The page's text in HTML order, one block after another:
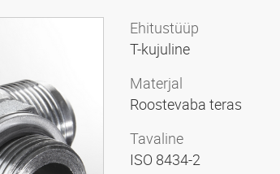
Ehitustüüp
T-kujuline
Materjal
Roostevaba teras
Tavaline
ISO 8434-2